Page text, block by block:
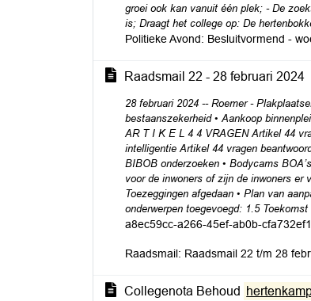
groei ook kan vanuit één plek; - De
is; Draagt het college op: De
Politieke Avond: Besluitvormend -
Raadsmail 22 - 28 februari 2024
28 februari 2024 -- Roemer -
bestaanszekerheid • Aankoop
AR T I K E L 4 4 VRAGEN Artikel 44
intelligentie Artikel 44 vragen
BIBOB onderzoeken • Bodycams
voor de inwoners of zijn de inwoners er
Toezeggingen afgedaan • Plan van
onderwerpen toegevoegd: 1.5
a8ec59cc-a266-45ef-ab0b-
Raadsmail: Raadsmail 22 t/m 28
Collegenota Behoud